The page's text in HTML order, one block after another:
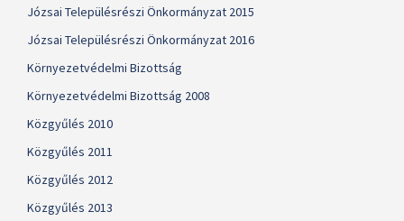
Józsai Településrészi Önkormányzat 2015
Józsai Településrészi Önkormányzat 2016
Környezetvédelmi Bizottság
Környezetvédelmi Bizottság 2008
Közgyűlés 2010
Közgyűlés 2011
Közgyűlés 2012
Közgyűlés 2013